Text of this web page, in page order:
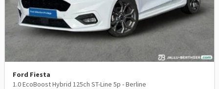
Ford Fiesta
1.0 EcoBoost Hybrid 125ch ST-Line 5p - Berline